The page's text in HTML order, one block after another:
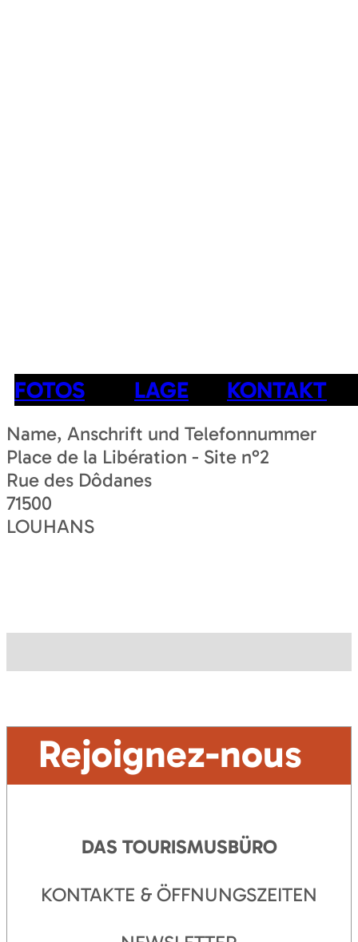
FOTOS LAGE KONTAKT
Name, Anschrift und Telefonnummer
Place de la Libération - Site n°2
Rue des Dôdanes
71500
LOUHANS
Rejoignez-nous
DAS TOURISMUSBÜRO
KONTAKTE & ÖFFNUNGSZEITEN